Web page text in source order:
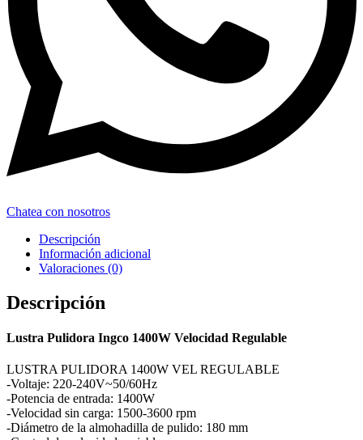
Chatea con nosotros
Descripción
Información adicional
Valoraciones (0)
Descripción
Lustra Pulidora Ingco 1400W Velocidad Regulable
LUSTRA PULIDORA 1400W VEL REGULABLE
-Voltaje: 220-240V~50/60Hz
-Potencia de entrada: 1400W
-Velocidad sin carga: 1500-3600 rpm
-Diámetro de la almohadilla de pulido: 180 mm